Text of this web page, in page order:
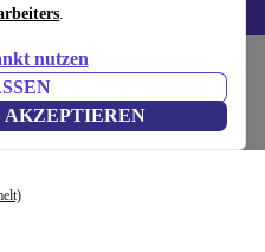
.
nutzen
AKZEPTIEREN